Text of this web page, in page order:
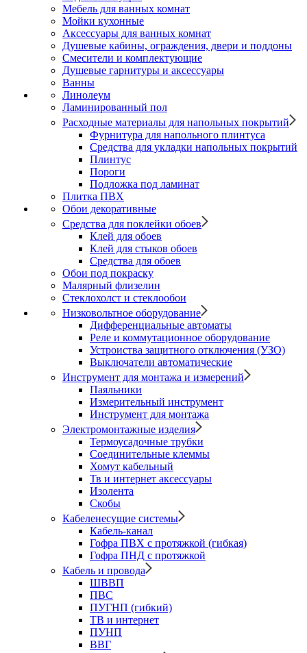
Мебель для ванных комнат
Мойки кухонные
Аксессуары для ванных комнат
Душевые кабины, ограждения, двери и поддоны
Смесители и комплектующие
Душевые гарнитуры и аксессуары
Ванны
Линолеум
Ламинированный пол
Расходные материалы для напольных покрытий
Фурнитура для напольного плинтуса
Средства для укладки напольных покрытий
Плинтус
Пороги
Подложка под ламинат
Плитка ПВХ
Обои декоративные
Средства для поклейки обоев
Клей для обоев
Клей для стыков обоев
Средства для обоев
Обои под покраску
Малярный флизелин
Стеклохолст и стеклообои
Низковольтное оборудование
Дифференциальные автоматы
Реле и коммутационное оборудование
Устроиства защитного отключения (УЗО)
Выключатели автоматические
Инструмент для монтажа и измерений
Паяльники
Измерительный инструмент
Инструмент для монтажа
Электромонтажные изделия
Термоусадочные трубки
Соединительные клеммы
Хомут кабельный
Тв и интернет аксессуары
Изолента
Скобы
Кабеленесущие системы
Кабель-канал
Гофра ПВХ с протяжкой (гибкая)
Гофра ПНД с протяжкой
Кабель и провода
ШВВП
ПВС
ПУГНП (гибкий)
ТВ и интернет
ПУНП
ВВГ